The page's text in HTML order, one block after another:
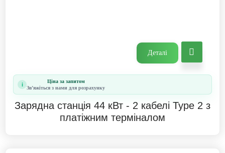
Деталі
i Ціна за запитом
Звʼяжіться з нами для розрахунку
Зарядна станція 44 кВт - 2 кабелі Type 2 з
платіжним терміналом